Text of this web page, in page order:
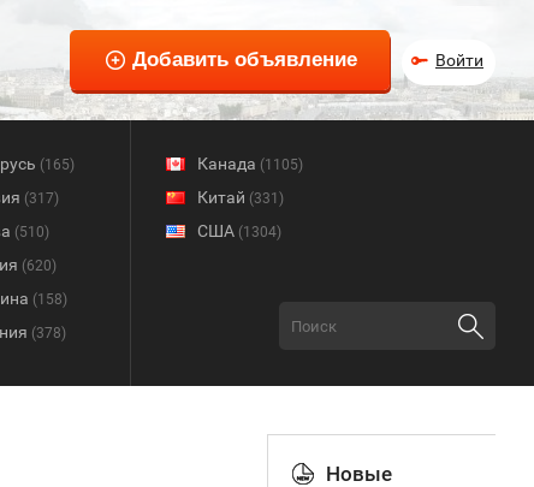
Войти
(165)
(317)
(510)
(620)
(158)
(378)
Канада (1105)
Китай (331)
США (1304)
Новые